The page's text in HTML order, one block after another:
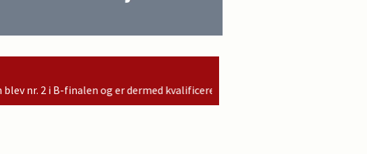
er dermed kvalificeret til søndagens finale